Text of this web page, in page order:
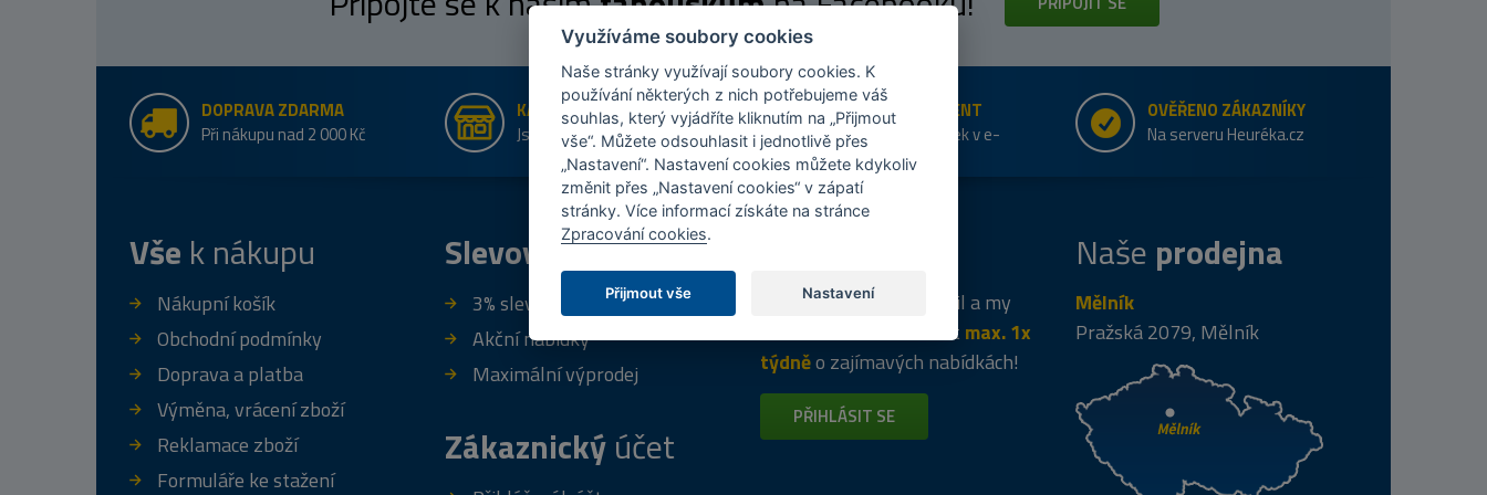
DOPRAVA ZDARMA
Při nákupu nad 2 000 Kč
KAMENNÉ PRODEJNY
Jsme na trhu více než 10 let
ŠIROKÝ SORTIMENT
Přes 20 tis. položek v e-
shopu
OVĚŘENO ZÁKAZNÍKY
Na serveru Heuréka.cz
Vše k nákupu
Nákupní košík
Obchodní podmínky
Doprava a platba
Výměna, vrácení zboží
Reklamace zboží
Formuláře ke stažení
Slevový program
3% sleva za registraci
Akční nabídky
Maximální výprodej
Zákaznickýúčet
Napište nám svůj e-mail a my
vás budeme informovat max. 1x
týdněo zajímavých nabídkách!
PŘIHLÁSIT SE
Naše prodejna
Mělník
Pražská 2079, Mělník
Využíváme soubory cookies
Naše stránky využívají soubory cookies. K
používání některých z nich potřebujeme váš
souhlas, který vyjádříte kliknutím na „Přijmout
vše“. Můžete odsouhlasit i jednotlivě přes
„Nastavení“. Nastavení cookies můžete kdykoliv
změnit přes „Nastavení cookies“ v zápatí
stránky. Více informací získáte na stránce
Zpracování cookies.
Přijmout vše Nastavení